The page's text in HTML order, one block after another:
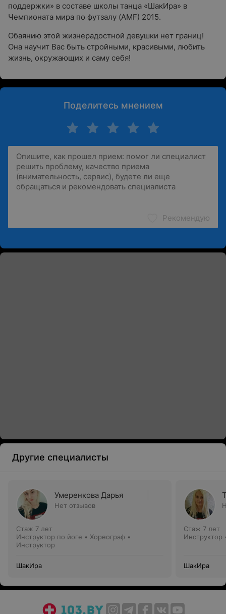
поддержки» в составе школы танца «ШакИра» в
Чемпионата мира по футзалу (AMF) 2015.
Обаянию этой жизнерадостной девушки нет границ!
Она научит Вас быть стройными, красивыми, любить
жизнь, окружающих и саму себя!
Поделитесь мнением
Рекомендую
Другие специалисты
Умеренкова Дарья
Нет отзывов
Стаж 7 лет
Инструктор по йоге • Хореограф •
Инструктор
ШакИра
Стаж 7 лет
Инструктор
ШакИра